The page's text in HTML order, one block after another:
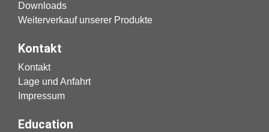
Downloads
Weiterverkauf unserer Produkte
Kontakt
Kontakt
Lage und Anfahrt
Impressum
Education